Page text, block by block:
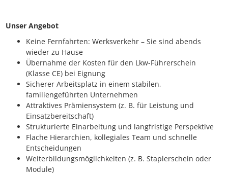
Unser Angebot
Keine Fernfahrten: Werksverkehr – Sie sind abends
wieder zu Hause
Übernahme der Kosten für den Lkw-Führerschein
(Klasse CE) bei Eignung
Sicherer Arbeitsplatz in einem stabilen,
familiengeführten Unternehmen
Attraktives Prämiensystem (z. B. für Leistung und
Einsatzbereitschaft)
Strukturierte Einarbeitung und langfristige Perspektive
Flache Hierarchien, kollegiales Team und schnelle
Entscheidungen
Weiterbildungsmöglichkeiten (z. B. Staplerschein oder
Module)